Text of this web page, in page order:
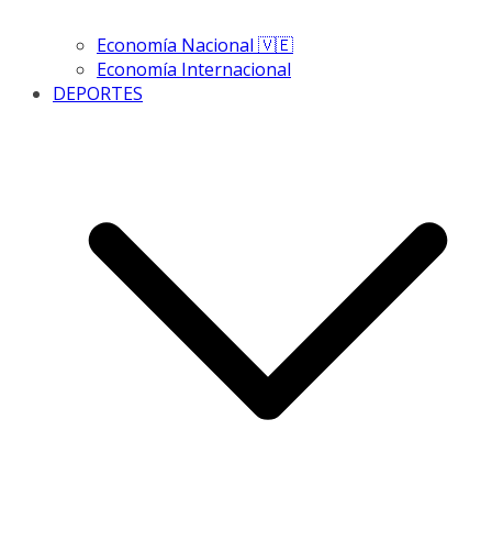
Economía Nacional 🇻🇪
Economía Internacional
DEPORTES